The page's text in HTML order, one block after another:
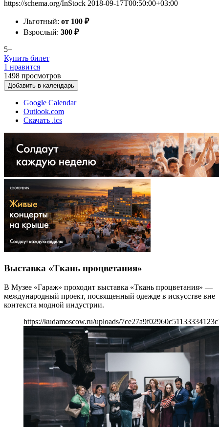
https://schema.org/InStock 2018-09-17T00:50:00+03:00
Льготный: от 100 ₽
Взрослый: 300 ₽
5+
Купить билет
1 нравится
1498 просмотров
Добавить в календарь
Google Calendar
Outlook.com
Скачать .ics
Выставка «Ткань процветания»
В Музее «Гараж» проходит выставка «Ткань процветания» —
международный проект, посвященный одежде в искусстве вне
контекста модной индустрии.
https://kudamoscow.ru/uploads/